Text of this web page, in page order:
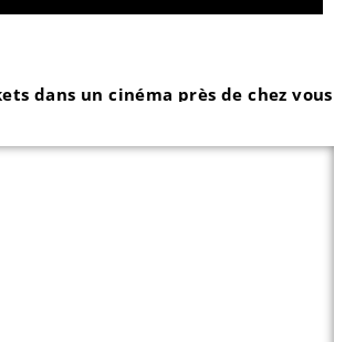
dans un cinéma près de chez vous